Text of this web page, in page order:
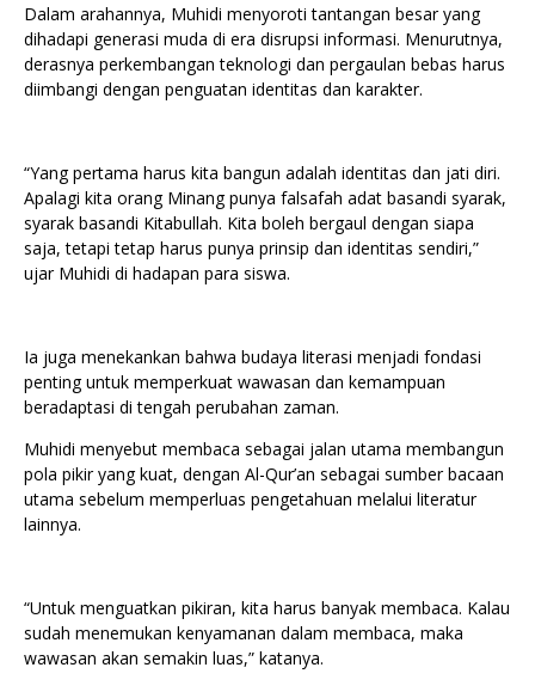
Dalam arahannya, Muhidi menyoroti tantangan besar yang
dihadapi generasi muda di era disrupsi informasi. Menurutnya,
derasnya perkembangan teknologi dan pergaulan bebas harus
diimbangi dengan penguatan identitas dan karakter.
“Yang pertama harus kita bangun adalah identitas dan jati diri.
Apalagi kita orang Minang punya falsafah adat basandi syarak,
syarak basandi Kitabullah. Kita boleh bergaul dengan siapa
saja, tetapi tetap harus punya prinsip dan identitas sendiri,”
ujar Muhidi di hadapan para siswa.
Ia juga menekankan bahwa budaya literasi menjadi fondasi
penting untuk memperkuat wawasan dan kemampuan
beradaptasi di tengah perubahan zaman.
Muhidi menyebut membaca sebagai jalan utama membangun
pola pikir yang kuat, dengan Al-Qur’an sebagai sumber bacaan
utama sebelum memperluas pengetahuan melalui literatur
lainnya.
“Untuk menguatkan pikiran, kita harus banyak membaca. Kalau
sudah menemukan kenyamanan dalam membaca, maka
wawasan akan semakin luas,” katanya.